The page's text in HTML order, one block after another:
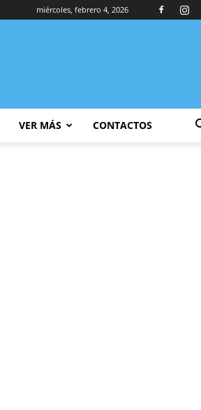
miércoles, febrero 4, 2026
VER MÁS CONTACTOS